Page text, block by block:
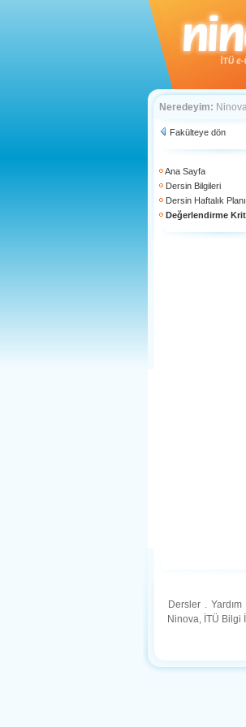
Neredeyim:
Fakülteye dön
Ana Sayfa
Dersin Bilgileri
Dersin Haftalık Planı
Değerlendirme
Dersler . Yardım
Ninova, İTÜ Bilgi